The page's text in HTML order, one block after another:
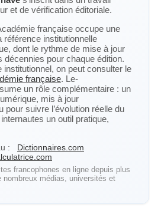
et de vérification éditoriale.
française occupe une
référence institutionnelle
dont le rythme de mise à jour
décennies pour chaque édition.
institutionnel, on peut consulter le
française. Le-
un rôle complémentaire : un
mis à jour
pour suivre l’évolution réelle du
un outil pratique,
:
Dictionnaires.com
francophones en ligne depuis plus
nombreux médias, universités et